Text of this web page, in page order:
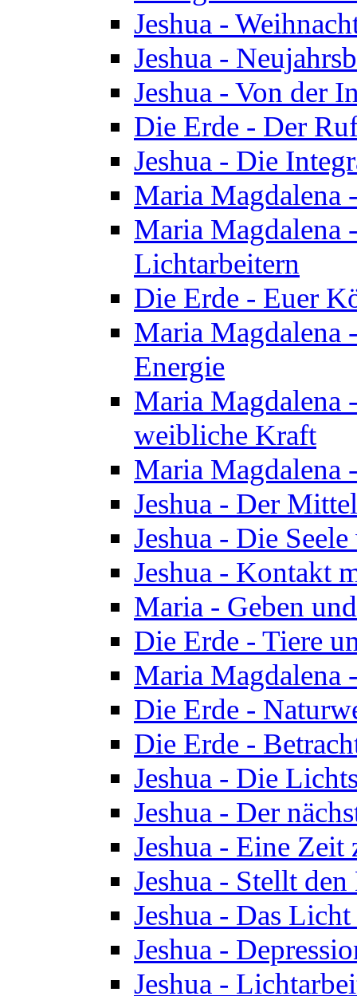
Jeshua -
Jeshua -
Jeshua - Von der
Die Erde - Der
Jeshua - Die
Maria Magdalena
Maria Magdalena
Lichtarbeitern
Die Erde - Euer
Maria Magdalena
Energie
Maria Magdalena
weibliche Kraft
Maria Magdalena
Jeshua - Der
Jeshua - Die
Jeshua - Kontakt
Maria - Geben
Die Erde - Tiere
Maria Magdalena
Die Erde -
Die Erde -
Jeshua - Die
Jeshua - Der
Jeshua - Eine Zeit
Jeshua - Stellt
Jeshua - Das
Jeshua -
Jeshua -